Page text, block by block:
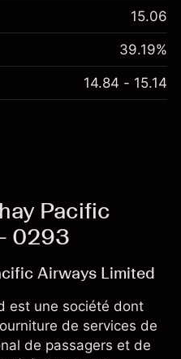
15.06
39.19%
14.84 - 15.14
Pacific
0293
Airways Limited
est une société dont
de services de
de passagers et de